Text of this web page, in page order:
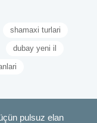
shamaxi turlari
dubay yeni il
pulsuz elan